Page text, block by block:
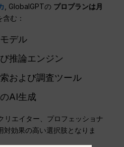
, GlobalGPTの プロプランは月
含む：
デル
推論エンジン
および調査ツール
AI生成
リエイター、プロフェッショナ
対効果の高い選択肢となりま